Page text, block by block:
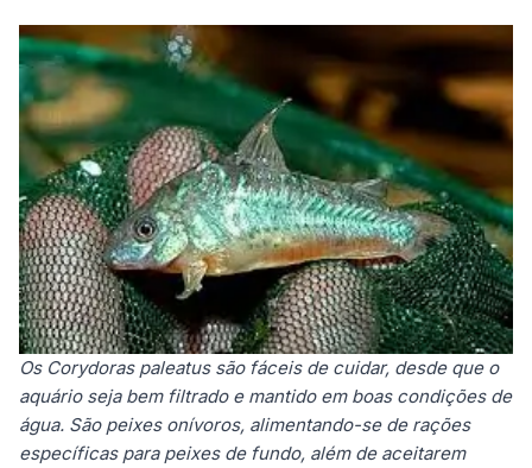
Os Corydoras paleatus são fáceis de cuidar, desde que o
aquário seja bem filtrado e mantido em boas condições de
água. São peixes onívoros, alimentando-se de rações
específicas para peixes de fundo, além de aceitarem